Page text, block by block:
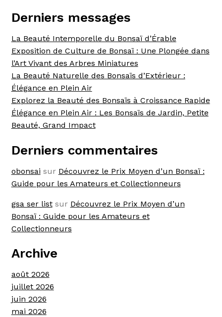
Derniers messages
La Beauté Intemporelle du Bonsaï d’Érable
Exposition de Culture de Bonsaï : Une Plongée dans
l’Art Vivant des Arbres Miniatures
La Beauté Naturelle des Bonsaïs d’Extérieur :
Élégance en Plein Air
Explorez la Beauté des Bonsaïs à Croissance Rapide
Élégance en Plein Air : Les Bonsaïs de Jardin, Petite
Beauté, Grand Impact
Derniers commentaires
obonsai sur Découvrez le Prix Moyen d’un Bonsaï :
Guide pour les Amateurs et Collectionneurs
gsa ser listsur Découvrez le Prix Moyen d’un
Bonsaï : Guide pour les Amateurs et
Collectionneurs
Archive
août 2026
juillet 2026
juin 2026
mai 2026